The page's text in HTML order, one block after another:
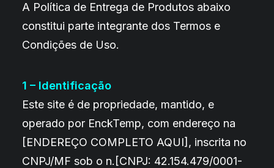
A Política de Entrega de Produtos abaixo
constitui parte integrante dos Termos e
Condições de Uso.
1 – Identificação
Este site é de propriedade, mantido, e
operado por EnckTemp, com endereço na
[ENDEREÇO COMPLETO AQUI], inscrita no
CNPJ/MF sob o n.[CNPJ: 42.154.479/0001-